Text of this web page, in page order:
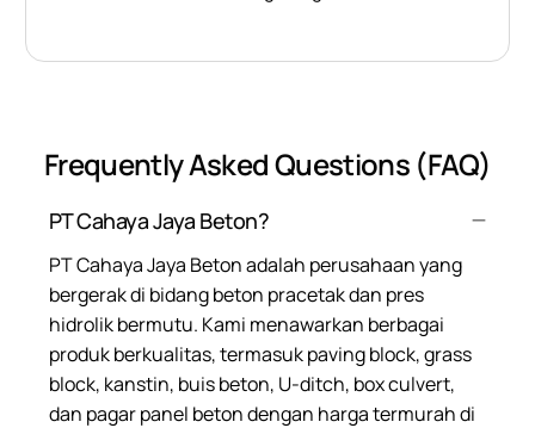
Frequently Asked Questions (FAQ)
PT Cahaya Jaya Beton?
PT Cahaya Jaya Beton adalah perusahaan yang
bergerak di bidang beton pracetak dan pres
hidrolik bermutu. Kami menawarkan berbagai
produk berkualitas, termasuk paving block, grass
block, kanstin, buis beton, U-ditch, box culvert,
dan pagar panel beton dengan harga termurah di